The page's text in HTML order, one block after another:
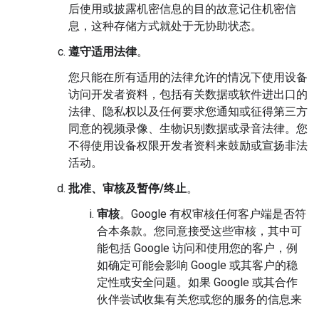
后使用或披露机密信息的目的故意记住机密信
息，这种存储方式就处于无协助状态。
遵守适用法律。
您只能在所有适用的法律允许的情况下使用设备
访问开发者资料，包括有关数据或软件进出口的
法律、隐私权以及任何要求您通知或征得第三方
同意的视频录像、生物识别数据或录音法律。您
不得使用设备权限开发者资料来鼓励或宣扬非法
活动。
批准、审核及暂停/终止。
审核。Google 有权审核任何客户端是否符
合本条款。您同意接受这些审核，其中可
能包括 Google 访问和使用您的客户，例
如确定可能会影响 Google 或其客户的稳
定性或安全问题。如果 Google 或其合作
伙伴尝试收集有关您或您的服务的信息来